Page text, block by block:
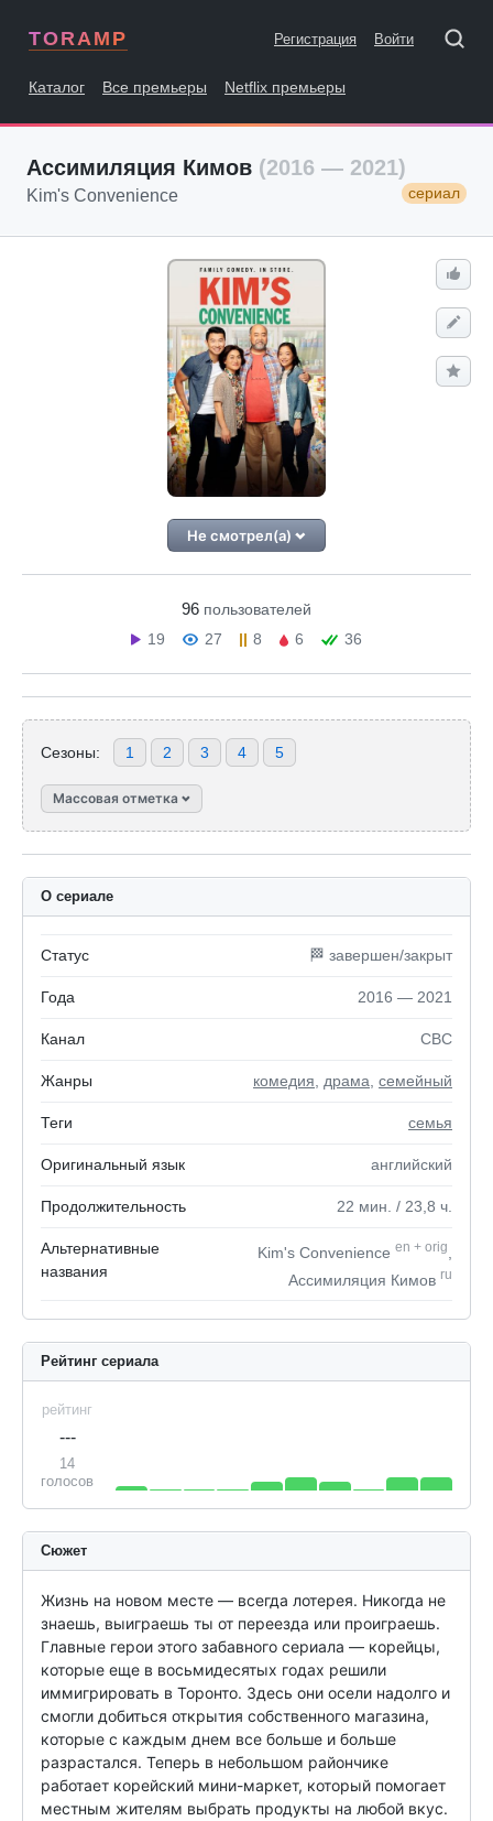
TORAMP Регистрация Войти
Каталог Все премьеры Netflix премьеры
Ассимиляция Кимов (2016 — 2021)
сериал
Kim's Convenience
Не смотрел(а)
96 пользователей
19
27 8 6 36
Сезоны: 1 2 3 4 5
Массовая отметка
О сериале
Статус 🏁 завершен/закрыт
Года 2016 — 2021
Канал CBC
Жанры комедия драма семейный
Теги семья
Оригинальный язык английский
Продолжительность 22 мин. / 23,8 ч.
Альтернативные
названия
Kim's Convenience en + orig
Ассимиляция Кимов ru
Рейтинг сериала
рейтинг
---
14
голосов
Сюжет
Жизнь на новом месте — всегда лотерея. Никогда не
знаешь, выиграешь ты от переезда или проиграешь.
Главные герои этого забавного сериала — корейцы,
которые еще в восьмидесятых годах решили
иммигрировать в Торонто. Здесь они осели надолго и
смогли добиться открытия собственного магазина,
которые с каждым днем все больше и больше
разрастался. Теперь в небольшом райончике
работает корейский мини-маркет, который помогает
местным жителям выбрать продукты на любой вкус.